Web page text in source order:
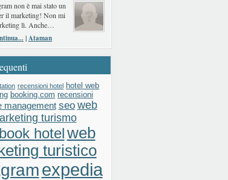
non è mai stato un
il marketing! Non mi
lì. Anche…
|Ataman
recensioni hotel hotel web
booking.com recensioni
management seo web
turismo
hotelweb
turistico
expedia